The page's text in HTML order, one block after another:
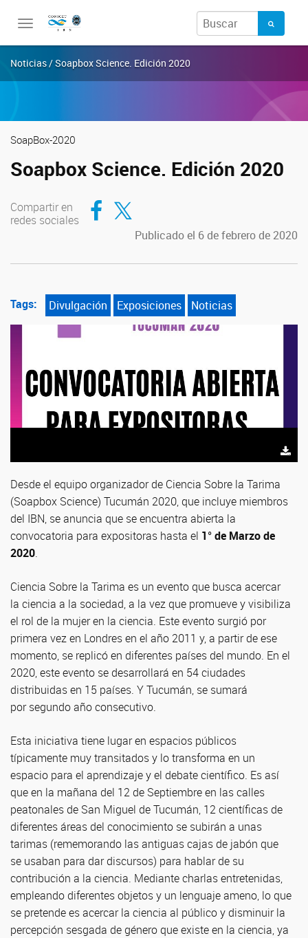
Toggle
Noticias / Soapbox Science. Edición 2020
SoapBox-2020
Soapbox Science. Edición 2020
Compartir en
redes sociales
Compartir en Facebook
Compartir en Twitter
Publicado el 6 de febrero de 2020
Tags: Divulgación Exposiciones Noticias
Desde el equipo organizador de Ciencia Sobre la Tarima
(Soapbox Science) Tucumán 2020, que incluye miembros
del IBN, se anuncia que se encuentra abierta la
convocatoria para expositoras hasta el 1° de Marzo de
2020.
Ciencia Sobre la Tarima es un evento que busca acercar
la ciencia a la sociedad, a la vez que promueve y visibiliza
el rol de la mujer en la ciencia. Este evento surgió por
primera vez en Londres en el año 2011 y, a partir de ese
momento, se replicó en diferentes países del mundo. En el
2020, este evento se desarrollará en 54 ciudades
distribuidas en 15 países. Y Tucumán, se sumará
por segundo año consecutivo.
Esta iniciativa tiene lugar en espacios públicos
típicamente muy transitados y lo transforma en un
espacio para el aprendizaje y el debate científico. Es así
que en la mañana del 12 de Septiembre en las calles
peatonales de San Miguel de Tucumán, 12 científicas de
diferentes áreas del conocimiento se subirán a unas
tarimas (rememorando las antiguas cajas de jabón que
se usaban para dar discursos) para hablar de su
contribución a la ciencia. Mediante charlas entretenidas,
empleando diferentes objetos y un lenguaje ameno, lo que
se pretende es acercar la ciencia al público y disminuir la
percepción sesgada de género que existe en la ciencia, ya